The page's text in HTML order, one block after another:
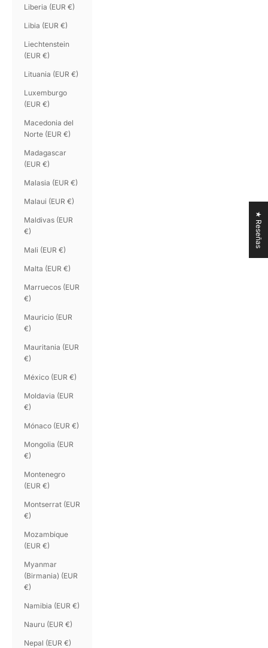
Liberia (EUR €)
Libia (EUR €)
Liechtenstein
(EUR €)
Lituania (EUR €)
Luxemburgo
(EUR €)
Macedonia del
Norte (EUR €)
Madagascar
(EUR €)
Malasia (EUR €)
Malaui (EUR €)
Maldivas (EUR
€)
Mali (EUR €)
Malta (EUR €)
Marruecos (EUR
€)
Mauricio (EUR
€)
Mauritania (EUR
€)
México (EUR €)
Moldavia (EUR
€)
Mónaco (EUR €)
Mongolia (EUR
€)
Montenegro
(EUR €)
Montserrat (EUR
€)
Mozambique
(EUR €)
Myanmar
(Birmania) (EUR
€)
Namibia (EUR €)
Nauru (EUR €)
Nepal (EUR €)
★ Reseñas